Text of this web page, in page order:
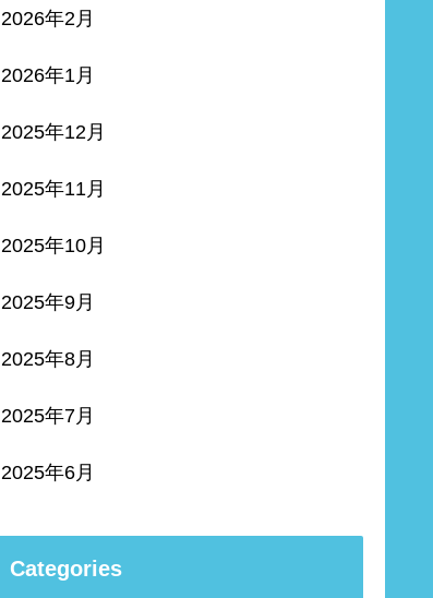
2026年2月
2026年1月
2025年12月
2025年11月
2025年10月
2025年9月
2025年8月
2025年7月
2025年6月
Categories